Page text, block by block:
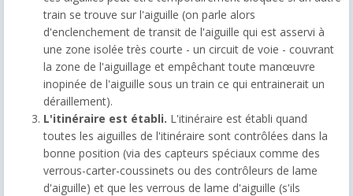
train se trouve sur l'aiguille (on parle alors
d'enclenchement de transit de l'aiguille qui est asservi à
une zone isolée très courte - un circuit de voie - couvrant
la zone de l'aiguillage et empêchant toute manœuvre
inopinée de l'aiguille sous un train ce qui entrainerait un
déraillement).
L'itinéraire est établi. L'itinéraire est établi quand
toutes les aiguilles de l'itinéraire sont contrôlées dans la
bonne position (via des capteurs spéciaux comme des
verrous-carter-coussinets ou des contrôleurs de lame
d'aiguille) et que les verrous de lame d'aiguille (s'ils